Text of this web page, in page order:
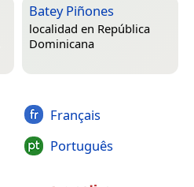
Batey Piñones
localidad en República
Dominicana
Français
Português